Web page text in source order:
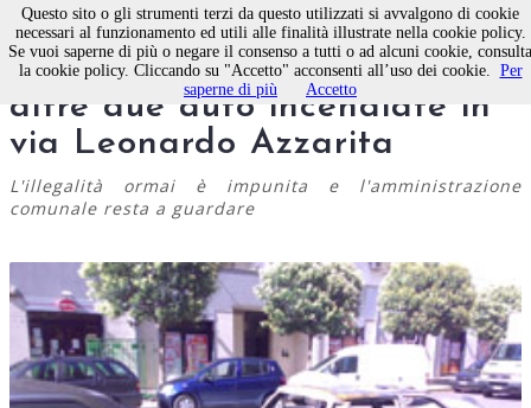
Allarme sicurezza a Molfetta,
altre due auto incendiate in
via Leonardo Azzarita
L'illegalità ormai è impunita e l'amministrazione
comunale resta a guardare
Questo sito o gli strumenti terzi da questo utilizzati si avvalgono di cookie
necessari al funzionamento ed utili alle finalità illustrate nella cookie policy.
Se vuoi saperne di più o negare il consenso a tutti o ad alcuni cookie, consulta
la cookie policy. Cliccando su "Accetto" acconsenti all’uso dei cookie. Per
saperne di più
Accetto